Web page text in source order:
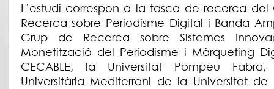
L’estudi correspon a la tasca de recerca del
Recerca sobre Periodisme Digital i Banda
Grup de Recerca sobre Sistemes
Monetització del Periodisme i Màrqueting
CECABLE, la Universitat Pompeu Fabra,
Universitària Mediterrani de la Universitat